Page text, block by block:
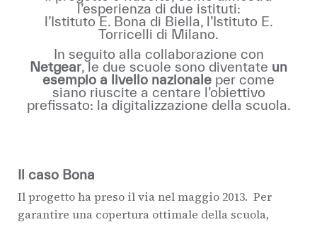
l’esperienza di due istituti:
l’Istituto E. Bona di Biella, l’Istituto E.
Torricelli di Milano.
In seguito alla collaborazione con
Netgear, le due scuole sono diventate un
esempio a livello nazionale per come
siano riuscite a centare l’obiettivo
prefissato: la digitalizzazione della scuola.
Il caso Bona
Il progetto ha preso il via nel maggio 2013. Per
garantire una copertura ottimale della scuola,